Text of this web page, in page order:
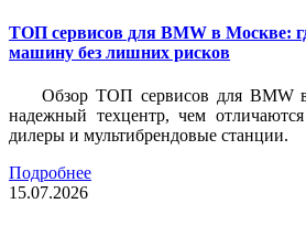
ТОП сервисов для BMW в Москве:
машину без лишних рисков
Обзор ТОП сервисов для BMW
надежный техцентр, чем
дилеры и мультибрендовые станции.
Подробнее
15.07.2026